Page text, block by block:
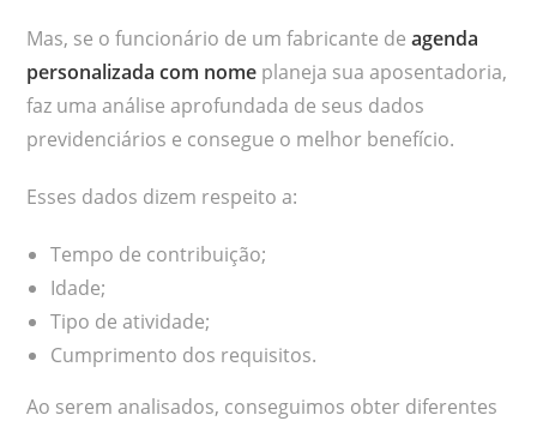
Mas, se o funcionário de um fabricante deagenda
personalizada com nome planeja sua aposentadoria,
faz uma análise aprofundada de seus dados
previdenciários e consegue o melhor benefício.
Esses dados dizem respeito a:
Tempo de contribuição;
Idade;
Tipo de atividade;
Cumprimento dos requisitos.
Ao serem analisados, conseguimos obter diferentes